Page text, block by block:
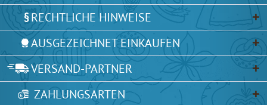
RECHTLICHE HINWEISE
AUSGEZEICHNET EINKAUFEN
VERSAND-PARTNER
ZAHLUNGSARTEN